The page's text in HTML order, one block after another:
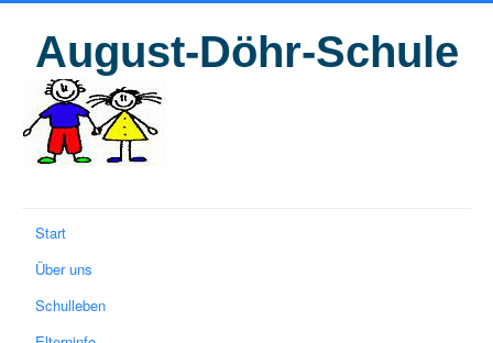
August-Döhr-Schule
Start
Über uns
Schulleben